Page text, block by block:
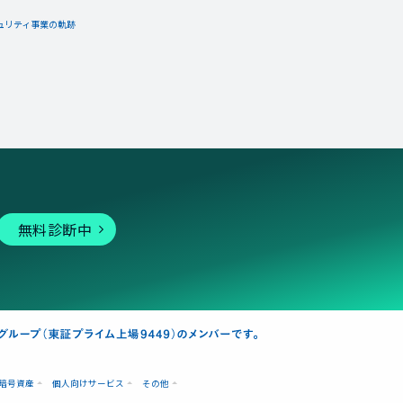
リティ事業の軌跡
無料診断中
号資産 個人向けサービス その他